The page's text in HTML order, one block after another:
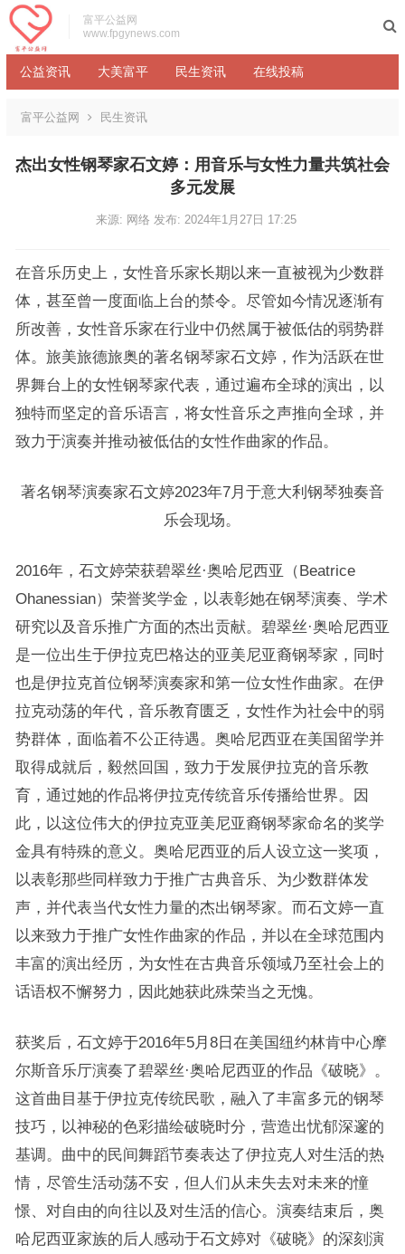
富平公益网
www.fpgynews.com
公益资讯 大美富平 民生资讯 在线投稿
富平公益网 民生资讯
杰出女性钢琴家石文婷：用音乐与女性力量共筑社会
多元发展
来源: 网络 发布: 2024年1月27日 17:25
在音乐历史上，女性音乐家长期以来一直被视为少数群
体，甚至曾一度面临上台的禁令。尽管如今情况逐渐有
所改善，女性音乐家在行业中仍然属于被低估的弱势群
体。旅美旅德旅奥的著名钢琴家石文婷，作为活跃在世
界舞台上的女性钢琴家代表，通过遍布全球的演出，以
独特而坚定的音乐语言，将女性音乐之声推向全球，并
致力于演奏并推动被低估的女性作曲家的作品。
著名钢琴演奏家石文婷2023年7月于意大利钢琴独奏音
乐会现场。
2016年，石文婷荣获碧翠丝·奥哈尼西亚（Beatrice
Ohanessian）荣誉奖学金，以表彰她在钢琴演奏、学术
研究以及音乐推广方面的杰出贡献。碧翠丝·奥哈尼西亚
是一位出生于伊拉克巴格达的亚美尼亚裔钢琴家，同时
也是伊拉克首位钢琴演奏家和第一位女性作曲家。在伊
拉克动荡的年代，音乐教育匮乏，女性作为社会中的弱
势群体，面临着不公正待遇。奥哈尼西亚在美国留学并
取得成就后，毅然回国，致力于发展伊拉克的音乐教
育，通过她的作品将伊拉克传统音乐传播给世界。因
此，以这位伟大的伊拉克亚美尼亚裔钢琴家命名的奖学
金具有特殊的意义。奥哈尼西亚的后人设立这一奖项，
以表彰那些同样致力于推广古典音乐、为少数群体发
声，并代表当代女性力量的杰出钢琴家。而石文婷一直
以来致力于推广女性作曲家的作品，并以在全球范围内
丰富的演出经历，为女性在古典音乐领域乃至社会上的
话语权不懈努力，因此她获此殊荣当之无愧。
获奖后，石文婷于2016年5月8日在美国纽约林肯中心摩
尔斯音乐厅演奏了碧翠丝·奥哈尼西亚的作品《破晓》。
这首曲目基于伊拉克传统民歌，融入了丰富多元的钢琴
技巧，以神秘的色彩描绘破晓时分，营造出忧郁深邃的
基调。曲中的民间舞蹈节奏表达了伊拉克人对生活的热
情，尽管生活动荡不安，但人们从未失去对未来的憧
憬、对自由的向往以及对生活的信心。演奏结束后，奥
哈尼西亚家族的后人感动于石文婷对《破晓》的深刻演